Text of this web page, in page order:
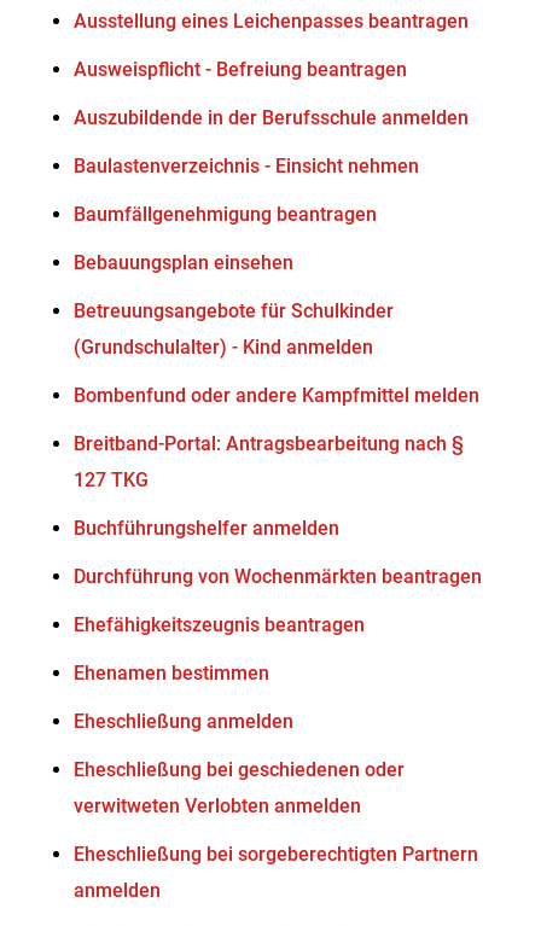
Ausstellung eines Leichenpasses beantragen
Ausweispflicht - Befreiung beantragen
Auszubildende in der Berufsschule anmelden
Baulastenverzeichnis - Einsicht nehmen
Baumfällgenehmigung beantragen
Bebauungsplan einsehen
Betreuungsangebote für Schulkinder
(Grundschulalter) - Kind anmelden
Bombenfund oder andere Kampfmittel melden
Breitband-Portal: Antragsbearbeitung nach §
127 TKG
Buchführungshelfer anmelden
Durchführung von Wochenmärkten beantragen
Ehefähigkeitszeugnis beantragen
Ehenamen bestimmen
Eheschließung anmelden
Eheschließung bei geschiedenen oder
verwitweten Verlobten anmelden
Eheschließung bei sorgeberechtigten Partnern
anmelden